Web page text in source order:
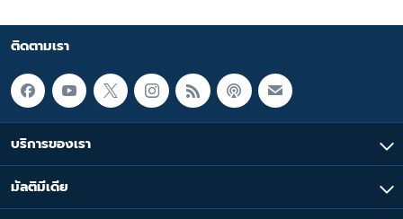
ติดตามเรา
บริการของเรา
มัลติมีเดีย